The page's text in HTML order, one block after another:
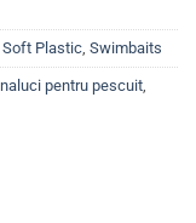
Soft Plastic, Swimbaits
naluci pentru pescuit,